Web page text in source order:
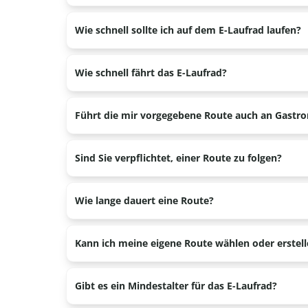
Nein, das E-Laufrad hat eine
Wie schnell sollte ich auf dem E-Laufrad laufen?
Mit dem E-Laufrad fahren Sie nie schneller als 5
Wie schnell fährt das E-Laufrad?
Maximal 25 km/h.
Führt die mir vorgegebene Route auch an
Ja, die Route führt an mindestens zwei
Sind Sie verpflichtet, einer Route zu folgen?
Ja, das liegt an der Reichweite der Batterie und
Wie lange dauert eine Route?
Sie mieten das E-Laufrad für 2 Stunden und 45
Kann ich meine eigene Route wählen oder
Nein, wir haben eine feste Route parat, die auf
Gibt es ein Mindestalter für das E-Laufrad?